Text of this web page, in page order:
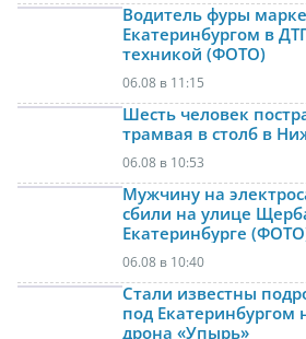
Водитель фуры
Екатеринбургом в
техникой (ФОТО)
06.08 в 11:15
Шесть человек
трамвая в столб в
06.08 в 10:53
Мужчину на
сбили на улице
Екатеринбурге
06.08 в 10:40
Стали известны
под Екатеринбургом
дрона «Упырь»